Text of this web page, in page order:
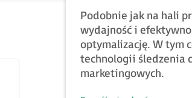
Podobnie jak na hali
wydajność i
optymalizację. W tym
technologii śledzenia
marketingowych.